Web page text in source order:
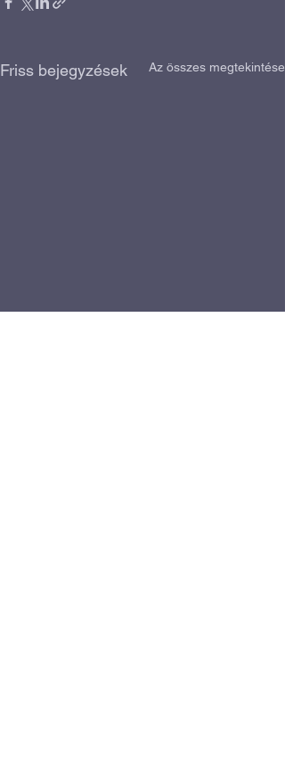
Friss bejegyzések Az összes megtekintése